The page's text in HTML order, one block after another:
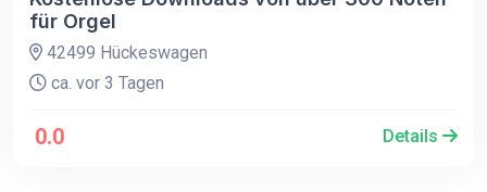
für Orgel
42499 Hückeswagen
ca. vor 3 Tagen
0.0 Details